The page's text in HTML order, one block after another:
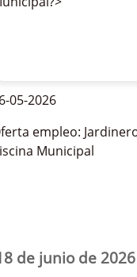
2026
empleo: Jardinero/a
Municipal
de junio de 2026